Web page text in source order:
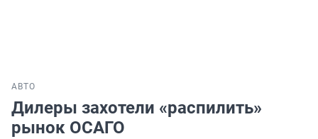
АВТО
Дилеры захотели «распилить»
рынок ОСАГО